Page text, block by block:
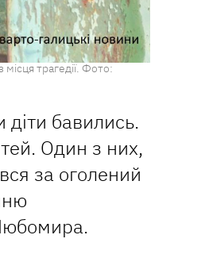
трагедії. Фото:
бавились.
Один з них,
за оголений